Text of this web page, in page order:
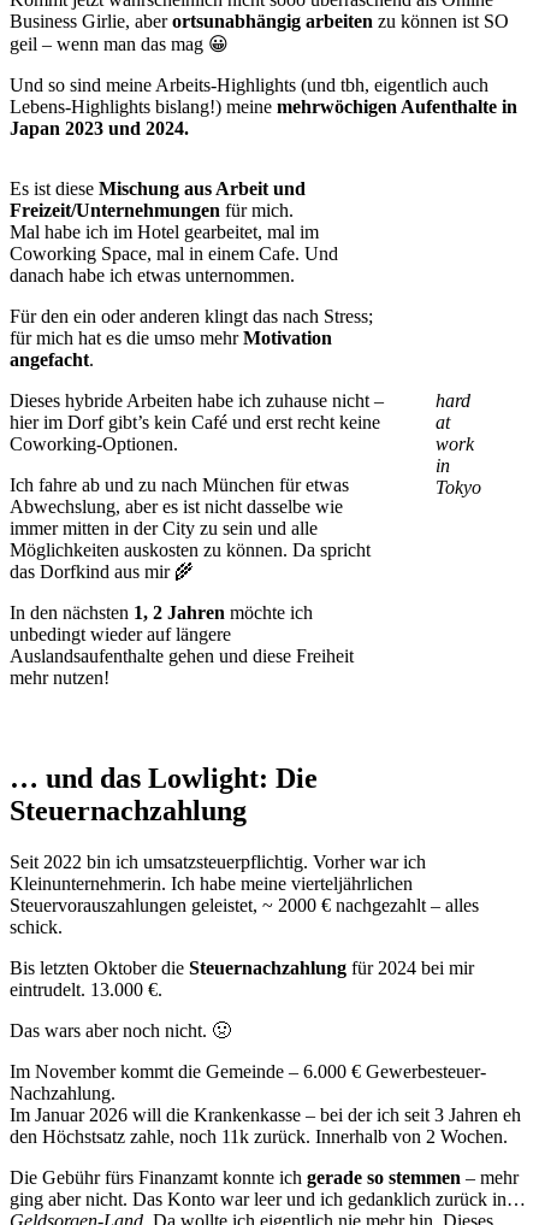
Business Girlie, aberortsunabhängig arbeiten zu können ist SO
geil – wenn man das mag 😀
Und so sind meine Arbeits-Highlights (und tbh, eigentlich auch
Lebens-Highlights bislang!) meine mehrwöchigen Aufenthalte in
Japan 2023 und 2024.
Es ist diese Mischung aus Arbeit und
Freizeit/Unternehmungen für mich.
Mal habe ich im Hotel gearbeitet, mal im
Coworking Space, mal in einem Cafe. Und
danach habe ich etwas unternommen.
Für den ein oder anderen klingt das nach Stress;
für mich hat es die umso mehrMotivation
angefacht.
Dieses hybride Arbeiten habe ich zuhause nicht –
hier im Dorf gibt’s kein Café und erst recht keine
Coworking-Optionen.
Ich fahre ab und zu nach München für etwas
Abwechslung, aber es ist nicht dasselbe wie
immer mitten in der City zu sein und alle
Möglichkeiten auskosten zu können. Da spricht
das Dorfkind aus mir 🌾
In den nächsten 1, 2 Jahren möchte ich
unbedingt wieder auf längere
Auslandsaufenthalte gehen und diese Freiheit
mehr nutzen!
hard
at
work
in
Tokyo
… und das Lowlight: Die
Steuernachzahlung
Seit 2022 bin ich umsatzsteuerpflichtig. Vorher war ich
Kleinunternehmerin. Ich habe meine vierteljährlichen
Steuervorauszahlungen geleistet, ~ 2000 € nachgezahlt – alles
schick.
Bis letzten Oktober die Steuernachzahlung für 2024 bei mir
eintrudelt. 13.000 €.
Das wars aber noch nicht. 🤢
Im November kommt die Gemeinde – 6.000 € Gewerbesteuer-
Nachzahlung.
Im Januar 2026 will die Krankenkasse – bei der ich seit 3 Jahren eh
den Höchstsatz zahle, noch 11k zurück. Innerhalb von 2 Wochen.
Die Gebühr fürs Finanzamt konnte ich gerade so stemmen – mehr
ging aber nicht. Das Konto war leer und ich gedanklich zurück in…